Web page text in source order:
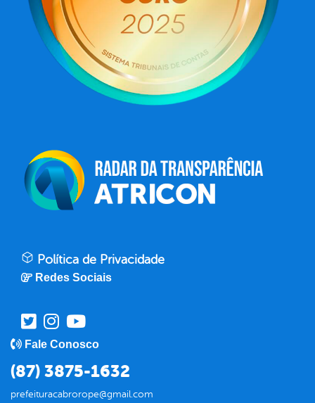
Política de Privacidade
Redes Sociais
Fale Conosco
(87) 3875-1632
prefeituracabrorope@gmail.com